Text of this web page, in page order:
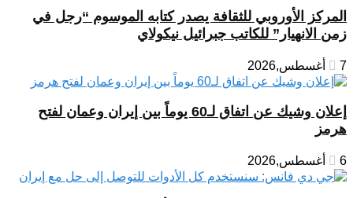
المركز الأوروبي للثقافة يصدر كتابه الموسوم “رجل في
زمن الانهيار” للكاتب جبرائيل نيكولاي
7 أغسطس,2026
إعلان وشيك عن اتفاق لـ60 يوماً بين إيران وعمان لفتح
هرمز
6 أغسطس,2026